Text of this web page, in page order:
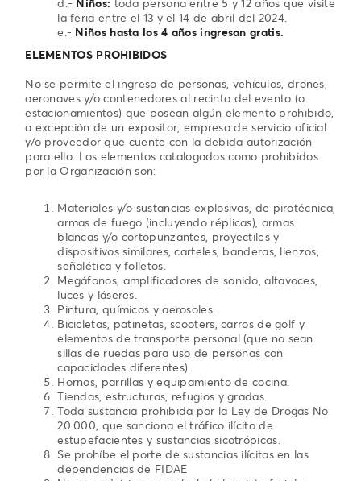
la feria entre el 13 y el 14 de abril del 2024.
e.- Niños hasta los 4 años ingresan gratis.
ELEMENTOS PROHIBIDOS
No se permite el ingreso de personas, vehículos, drones,
aeronaves y/o contenedores al recinto del evento (o
estacionamientos) que posean algún elemento prohibido,
a excepción de un expositor, empresa de servicio oficial
y/o proveedor que cuente con la debida autorización
para ello. Los elementos catalogados como prohibidos
por la Organización son:
Materiales y/o sustancias explosivas, de pirotécnica,
armas de fuego (incluyendo réplicas), armas
blancas y/o cortopunzantes, proyectiles y
dispositivos similares, carteles, banderas, lienzos,
señalética y folletos.
Megáfonos, amplificadores de sonido, altavoces,
luces y láseres.
Pintura, químicos y aerosoles.
Bicicletas, patinetas, scooters, carros de golf y
elementos de transporte personal (que no sean
sillas de ruedas para uso de personas con
capacidades diferentes).
Hornos, parrillas y equipamiento de cocina.
Tiendas, estructuras, refugios y gradas.
Toda sustancia prohibida por la Ley de Drogas No
20.000, que sanciona el tráfico ilícito de
estupefacientes y sustancias sicotrópicas.
Se prohíbe el porte de sustancias ilícitas en las
dependencias de FIDAE